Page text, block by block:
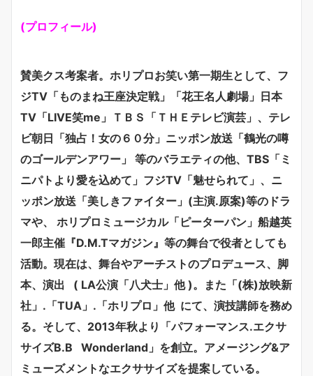
(プロフィール)
賛美クス考案者。ホリプロお笑い第一期生として、フ
ジTV「ものまね王座決定戦」「花王名人劇場」日本
TV「LIVE笑me」ＴＢＳ「ＴＨＥテレビ演芸」、テレ
ビ朝日「独占！女の６０分」ニッポン放送「鶴光の噂
のゴールデンアワー」 等のバラエティの他、TBS「ミ
ニパトより愛を込めて」フジTV「魅せられて」、ニ
ッポン放送「美しきファイター」(主演.原案)等のドラ
マや、 ホリプロミュージカル「ピーターパン」船越英
一郎主催『D.M.Tマガジン』等の舞台で役者としても
活動。現在は、舞台やアーチストのプロデュース、脚
本、演出 ( LA公演「八犬士」他 )。また「(株)放映新
社」.「TUA」.「ホリプロ」他 にて、演技講師を務め
る。そして、2013年秋より「パフォーマンス.エクサ
サイズB.B Wonderland」を創立。アメージング&ア
ミューズメントなエクササイズを提案している。